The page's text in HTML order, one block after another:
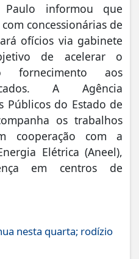
informou que
concessionárias de
ofícios via gabinete
de acelerar o
fornecimento aos
A Agência
Públicos do Estado de
os trabalhos
cooperação com a
Elétrica (Aneel),
em centros de
nesta quarta; rodízio